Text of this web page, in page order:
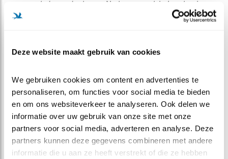
Deze website maakt gebruik van cookies
We gebruiken cookies om content en advertenties te
personaliseren, om functies voor social media te bieden
en om ons websiteverkeer te analyseren. Ook delen we
informatie over uw gebruik van onze site met onze
partners voor social media, adverteren en analyse. Deze
partners kunnen deze gegevens combineren met andere
informatie die u aan ze heeft verstrekt of die ze hebben
nogmaals te controleren. Nu lagen er drie koude eieren
in de kast. Van 821 geen spoor meer. Maar de eigenaar
Dertien jaar is ze inmiddels, twee keer verhuisd, drie
she's got grace, she's a winner."